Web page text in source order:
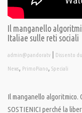
Il manganello
Italiae sulle reti sociali
admin@pandoratv | Dissento
News, PrimoPiano, Speciali
Il manganello
SOSTIENICI perché la